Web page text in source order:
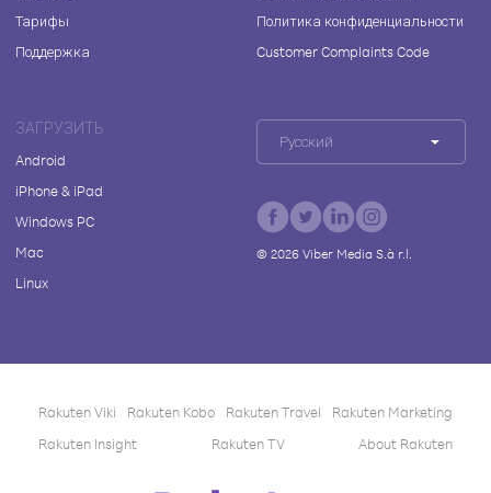
Тарифы
Поддержка
Политика конфиденциальности
Customer Complaints Code
ЗАГРУЗИТЬ
Android
iPhone & iPad
Windows PC
Mac
Linux
Русский
© 2026Viber Media S.à r.l.
Rakuten Viki Rakuten Kobo Rakuten Travel
Rakuten Marketing
Rakuten Insight
Rakuten TV About Rakuten